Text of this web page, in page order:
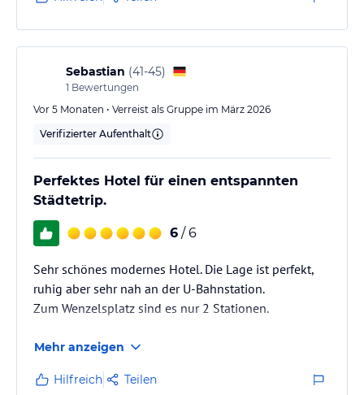
Sebastian (41-45)
1 Bewertungen
Vor 5 Monaten • Verreist als Gruppe im März 2026
Verifizierter Aufenthalt
Perfektes Hotel für einen entspannten
Städtetrip.
6 / 6
Sehr schönes modernes Hotel. Die Lage ist perfekt,
ruhig aber sehr nah an der U-Bahnstation.
Zum Wenzelsplatz sind es nur 2 Stationen.
Mehr anzeigen
Hilfreich Teilen